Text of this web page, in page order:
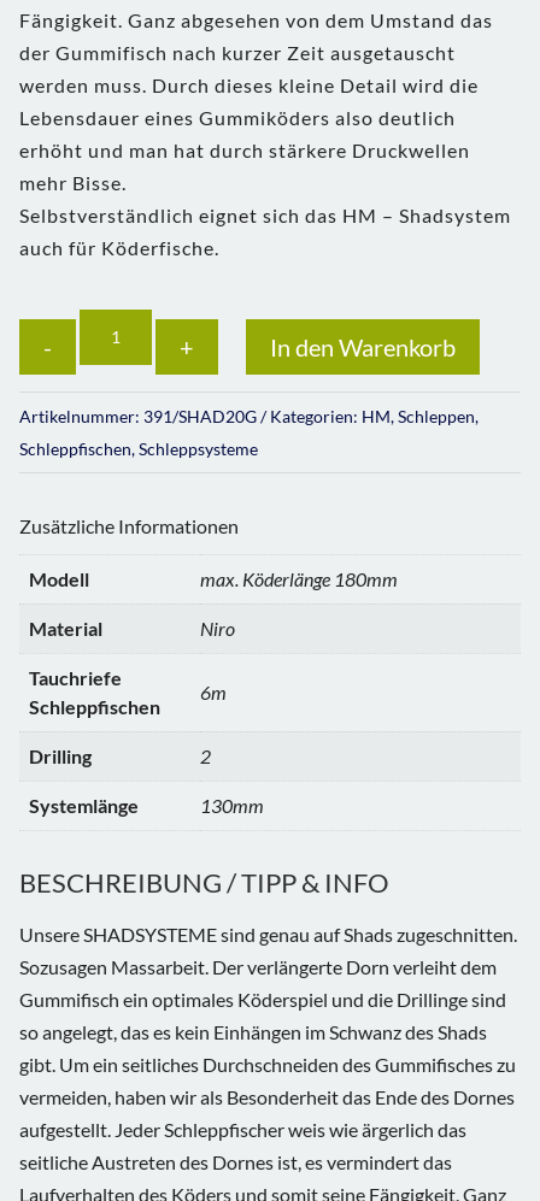
Fängigkeit. Ganz abgesehen von dem Umstand das
der Gummifisch nach kurzer Zeit ausgetauscht
werden muss. Durch dieses kleine Detail wird die
Lebensdauer eines Gummiköders also deutlich
erhöht und man hat durch stärkere Druckwellen
mehr Bisse.
Selbstverständlich eignet sich das HM – Shadsystem
auch für Köderfische.
Anzahl
In den Warenkorb
Artikelnummer: 391/SHAD20G Kategorien: HM,Schleppen,
Schleppfischen,Schleppsysteme
Zusätzliche Informationen
Modell max. Köderlänge 180mm
Material Niro
Tauchriefe
Schleppfischen
6m
Drilling 2
Systemlänge 130mm
BESCHREIBUNG / TIPP & INFO
Unsere SHADSYSTEME sind genau auf Shads zugeschnitten.
Sozusagen Massarbeit. Der verlängerte Dorn verleiht dem
Gummifisch ein optimales Köderspiel und die Drillinge sind
so angelegt, das es kein Einhängen im Schwanz des Shads
gibt. Um ein seitliches Durchschneiden des Gummifisches zu
vermeiden, haben wir als Besonderheit das Ende des Dornes
aufgestellt. Jeder Schleppfischer weis wie ärgerlich das
seitliche Austreten des Dornes ist, es vermindert das
Laufverhalten des Köders und somit seine Fängigkeit. Ganz